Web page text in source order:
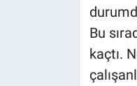
Bu
kaçtı.
Koronavirüs